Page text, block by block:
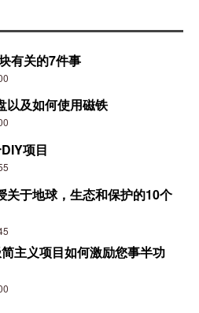
有关的7件事
以及如何使用磁铁
项目
关于地球，生态和保护的10个
主义项目如何激励您事半功